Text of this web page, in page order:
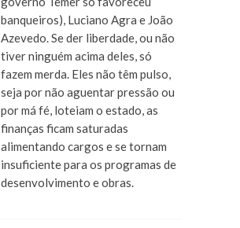
banqueiros), Luciano Agra e João
Azevedo. Se der liberdade, ou não
tiver ninguém acima deles, só
fazem merda. Eles não têm pulso,
seja por não aguentar pressão ou
por má fé, loteiam o estado, as
finanças ficam saturadas
alimentando cargos e se tornam
insuficiente para os programas de
desenvolvimento e obras.